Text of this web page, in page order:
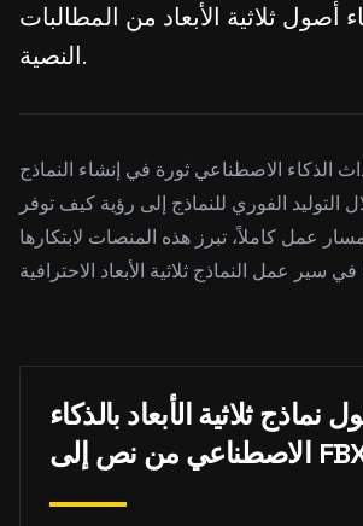
أصول ثلاثية الأبعاد من المطالبات
النصية.
الذكاء الاصطناعي ثورة في إنشاء النماذج
التوليد الفوري للنماذج إلى رؤية كيف توفر
عمل كاملاً، تبرز هذه المنصات لابتكارها
نماذج ثلاثية الأبعاد بالذكاء